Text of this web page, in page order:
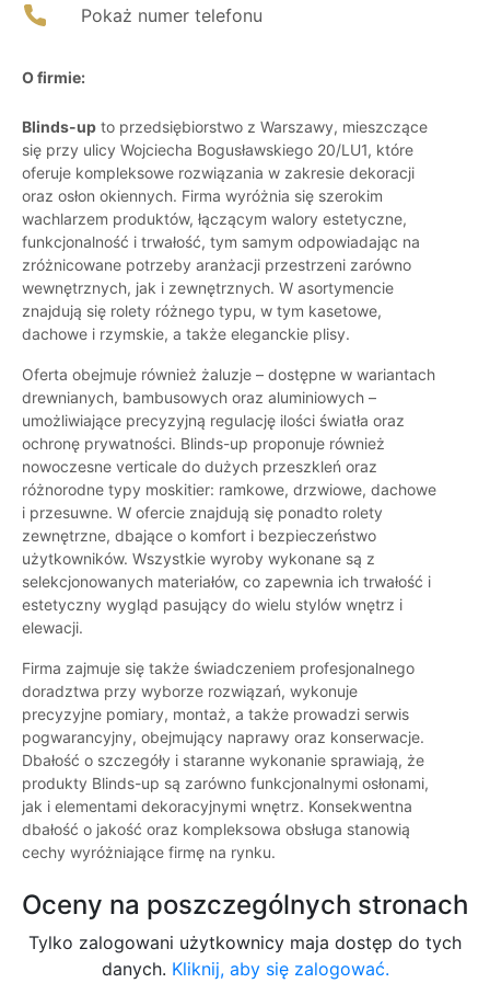
Pokaż numer telefonu
O firmie:
Blinds-up to przedsiębiorstwo z Warszawy, mieszczące
się przy ulicy Wojciecha Bogusławskiego 20/LU1, które
oferuje kompleksowe rozwiązania w zakresie dekoracji
oraz osłon okiennych. Firma wyróżnia się szerokim
wachlarzem produktów, łączącym walory estetyczne,
funkcjonalność i trwałość, tym samym odpowiadając na
zróżnicowane potrzeby aranżacji przestrzeni zarówno
wewnętrznych, jak i zewnętrznych. W asortymencie
znajdują się rolety różnego typu, w tym kasetowe,
dachowe i rzymskie, a także eleganckie plisy.
Oferta obejmuje również żaluzje – dostępne w wariantach
drewnianych, bambusowych oraz aluminiowych –
umożliwiające precyzyjną regulację ilości światła oraz
ochronę prywatności. Blinds-up proponuje również
nowoczesne verticale do dużych przeszkleń oraz
różnorodne typy moskitier: ramkowe, drzwiowe, dachowe
i przesuwne. W ofercie znajdują się ponadto rolety
zewnętrzne, dbające o komfort i bezpieczeństwo
użytkowników. Wszystkie wyroby wykonane są z
selekcjonowanych materiałów, co zapewnia ich trwałość i
estetyczny wygląd pasujący do wielu stylów wnętrz i
elewacji.
Firma zajmuje się także świadczeniem profesjonalnego
doradztwa przy wyborze rozwiązań, wykonuje
precyzyjne pomiary, montaż, a także prowadzi serwis
pogwarancyjny, obejmujący naprawy oraz konserwacje.
Dbałość o szczegóły i staranne wykonanie sprawiają, że
produkty Blinds-up są zarówno funkcjonalnymi osłonami,
jak i elementami dekoracyjnymi wnętrz. Konsekwentna
dbałość o jakość oraz kompleksowa obsługa stanowią
cechy wyróżniające firmę na rynku.
Oceny na poszczególnych stronach
Tylko zalogowani użytkownicy maja dostęp do tych
danych. Kliknij, aby się zalogować.